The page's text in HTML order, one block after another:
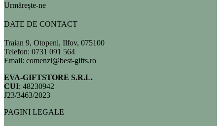
Urmărește-ne
DATE DE CONTACT
Traian 9, Otopeni, Ilfov, 075100
Telefon: 0731 091 564
Email: comenzi@best-gifts.ro
EVA-GIFTSTORE S.R.L.
CUI: 48230942
J23/3463/2023
PAGINI LEGALE